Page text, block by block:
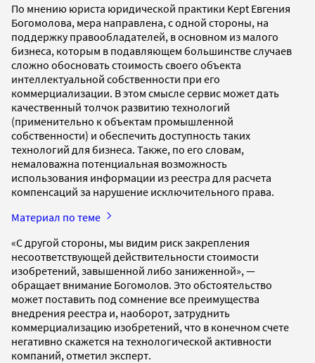
По мнению юриста юридической практики Kept Евгения
Богомолова, мера направлена, с одной стороны, на
поддержку правообладателей, в основном из малого
бизнеса, которым в подавляющем большинстве случаев
сложно обосновать стоимость своего объекта
интеллектуальной собственности при его
коммерциализации. В этом смысле сервис может дать
качественный толчок развитию технологий
(применительно к объектам промышленной
собственности) и обеспечить доступность таких
технологий для бизнеса. Также, по его словам,
немаловажна потенциальная возможность
использования информации из реестра для расчета
компенсаций за нарушение исключительного права.
Материал по теме
«С другой стороны, мы видим риск закрепления
несоответствующей действительности стоимости
изобретений, завышенной либо заниженной», —
обращает внимание Богомолов. Это обстоятельство
может поставить под сомнение все преимущества
внедрения реестра и, наоборот, затруднить
коммерциализацию изобретений, что в конечном счете
негативно скажется на технологической активности
компаний, отметил эксперт.